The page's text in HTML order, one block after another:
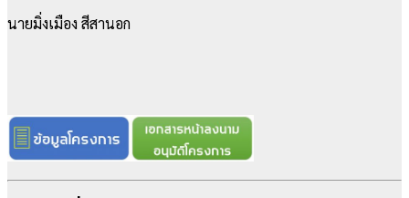
นายมิ่งเมือง สีสานอก